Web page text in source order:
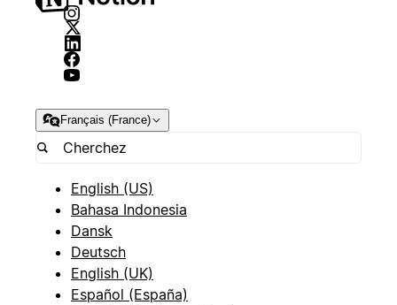
Français (France)
English (US)
Bahasa Indonesia
Dansk
Deutsch
English (UK)
Español (España)